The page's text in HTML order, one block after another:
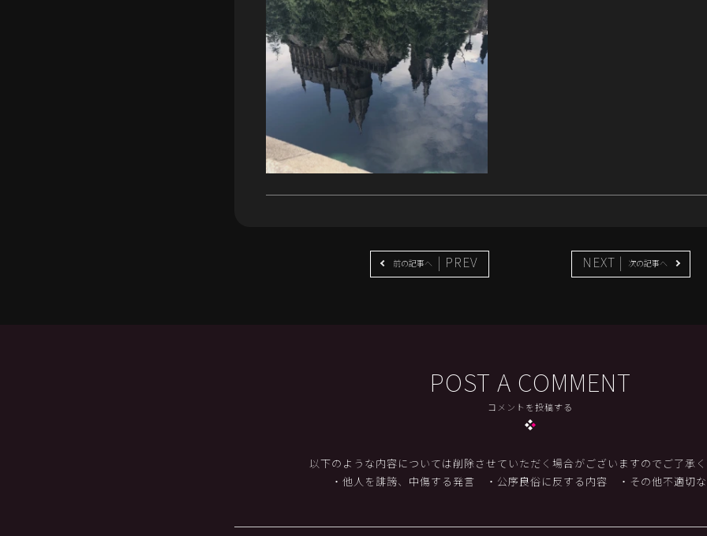
前の記事へ | PREV NEXT | 次の記事へ
POST A COMMENT
コメントを投稿する
以下のような内容については削除させていただく場合がございますのでご了承く
・他人を誹謗、中傷する発言
・公序良俗に反する内容 ・その他不適切